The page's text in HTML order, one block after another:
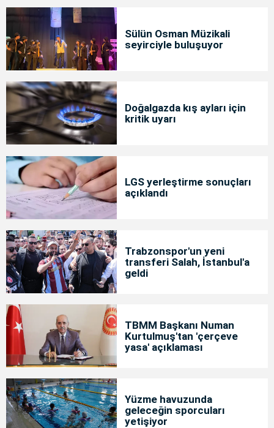
Sülün Osman Müzikali
seyirciyle buluşuyor
Doğalgazda kış ayları için
kritik uyarı
LGS yerleştirme sonuçları
açıklandı
Trabzonspor'un yeni
transferi Salah, İstanbul'a
geldi
TBMM Başkanı Numan
Kurtulmuş'tan 'çerçeve
yasa' açıklaması
Yüzme havuzunda
geleceğin sporcuları
yetişiyor